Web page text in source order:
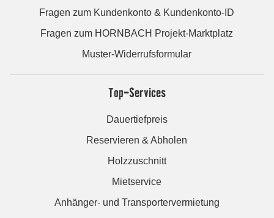
Fragen zum Kundenkonto & Kundenkonto-ID
Fragen zum HORNBACH Projekt-Marktplatz
Muster-Widerrufsformular
Top-Services
Dauertiefpreis
Reservieren & Abholen
Holzzuschnitt
Mietservice
Anhänger- und Transportervermietung